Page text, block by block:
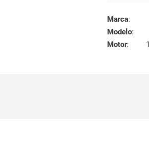
Marca:
Modelo:
Motor: